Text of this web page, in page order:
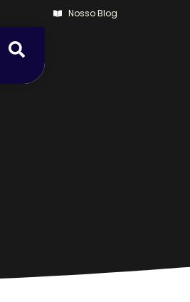
Nosso Blog